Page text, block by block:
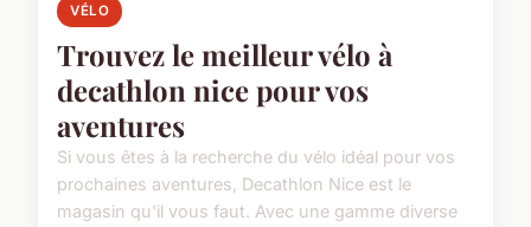
VÉLO
Trouvez le meilleur vélo à
decathlon nice pour vos
aventures
Si vous êtes à la recherche du vélo idéal pour vos
prochaines aventures, Decathlon Nice est le
magasin qu'il vous faut. Avec une gamme diverse